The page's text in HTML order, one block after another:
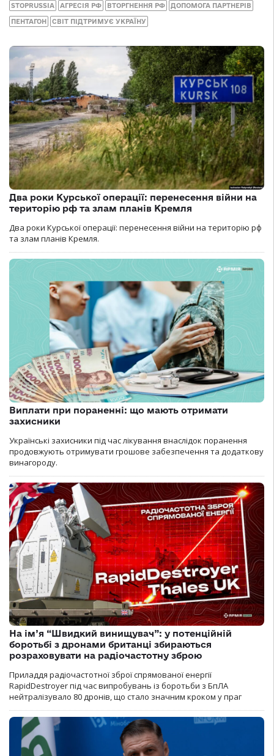
STOPRUSSIA АГРЕСІЯ РФ ВТОРГНЕННЯ РФ ДОПОМОГА ПАРТНЕРІВ
ПЕНТАГОН СВІТ ПІДТРИМУЄ УКРАЇНУ
Два роки Курської операції: перенесення війни на
територію рф та злам планів Кремля
Два роки Курської операції: перенесення війни на територію рф
та злам планів Кремля.
Виплати при пораненні: що мають отримати
захисники
Українські захисники під час лікування внаслідок поранення
продовжують отримувати грошове забезпечення та додаткову
винагороду.
На ім’я “Швидкий винищувач”: у потенційній
боротьбі з дронами британці збираються
розраховувати на радіочастотну зброю
Приладдя радіочастотної зброї спрямованої енергії
RapidDestroyer під час випробувань із боротьби з БпЛА
нейтралізувало 80 дронів, що стало значним кроком у праг